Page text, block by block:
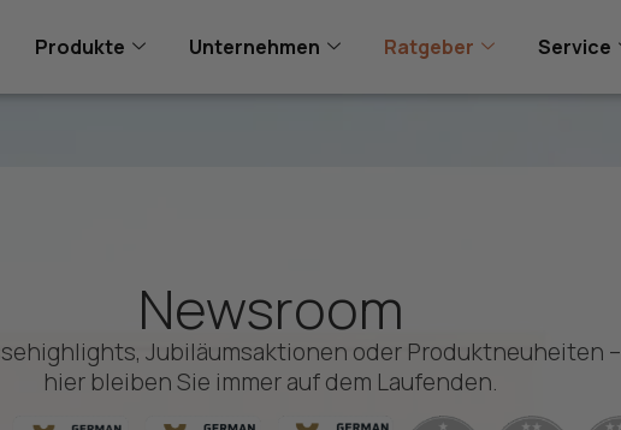
Produkte Unternehmen Ratgeber Service
Newsroom
Jubiläumsaktionen oder Produktneuheiten –
hier bleiben Sie immer auf dem Laufenden.